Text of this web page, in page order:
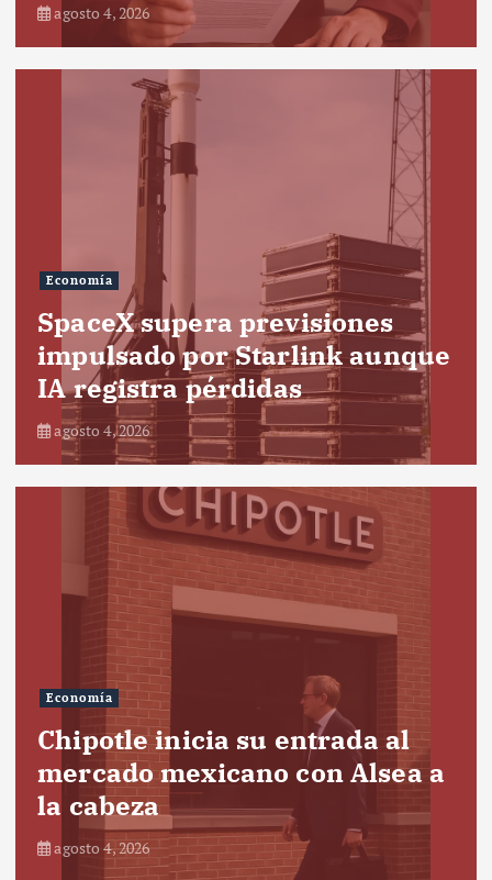
agosto 4, 2026
Economía
SpaceX supera previsiones
impulsado por Starlink aunque
IA registra pérdidas
agosto 4, 2026
Economía
Chipotle inicia su entrada al
mercado mexicano con Alsea a
la cabeza
agosto 4, 2026